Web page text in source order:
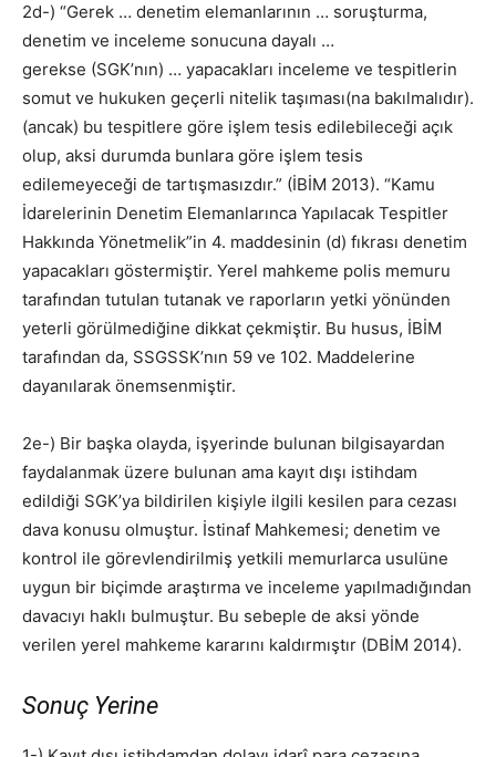
2d-) “Gerek … denetim elemanlarının … soruşturma,
denetim ve inceleme sonucuna dayalı …
gerekse (SGK’nın) … yapacakları inceleme ve tespitlerin
somut ve hukuken geçerli nitelik taşıması(na bakılmalıdır).
(ancak) bu tespitlere göre işlem tesis edilebileceği açık
olup, aksi durumda bunlara göre işlem tesis
edilemeyeceği de tartışmasızdır.” (İBİM 2013). “Kamu
İdarelerinin Denetim Elemanlarınca Yapılacak Tespitler
Hakkında Yönetmelik”in 4. maddesinin (d) fıkrası denetim
yapacakları göstermiştir. Yerel mahkeme polis memuru
tarafından tutulan tutanak ve raporların yetki yönünden
yeterli görülmediğine dikkat çekmiştir. Bu husus, İBİM
tarafından da, SSGSSK’nın 59 ve 102. Maddelerine
dayanılarak önemsenmiştir.
2e-) Bir başka olayda, işyerinde bulunan bilgisayardan
faydalanmak üzere bulunan ama kayıt dışı istihdam
edildiği SGK’ya bildirilen kişiyle ilgili kesilen para cezası
dava konusu olmuştur. İstinaf Mahkemesi; denetim ve
kontrol ile görevlendirilmiş yetkili memurlarca usulüne
uygun bir biçimde araştırma ve inceleme yapılmadığından
davacıyı haklı bulmuştur. Bu sebeple de aksi yönde
verilen yerel mahkeme kararını kaldırmıştır (DBİM 2014).
Sonuç Yerine